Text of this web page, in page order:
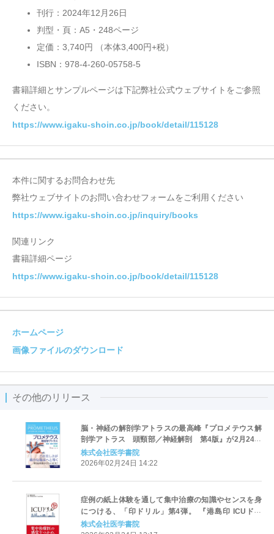
刊行：2024年12月26日
判型・頁：A5・248ページ
定価：3,740円 （本体3,400円+税）
ISBN：978-4-260-05758-5
書籍詳細とサンプルページは下記弊社公式ウェブサイトをご参照
ください。
https://www.igaku-shoin.co.jp/book/detail/115128
本件に関するお問合わせ先
弊社ウェブサイトのお問い合わせフォームをご利用ください
https://www.igaku-shoin.co.jp/inquiry/books
関連リンク
書籍詳細ページ
https://www.igaku-shoin.co.jp/book/detail/115128
ホームページ
画像ファイルのダウンロード
その他のリリース
脳・神経の解剖学アトラスの最高峰『プロメテウス解
剖学アトラス 頭頸部／神経解剖 第4版』が2月24日
発売！
株式会社医学書院
2026年02月24日 14:22
症例の紙上体験を通して集中治療の知識やセンスを身
につける、「印ドリル」第4弾。 『港島印 ICUドリ
ル』発売
株式会社医学書院